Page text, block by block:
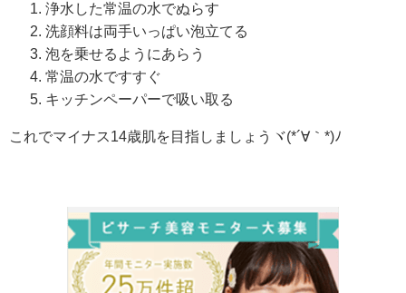
浄水した常温の水でぬらす
洗顔料は両手いっぱい泡立てる
泡を乗せるようにあらう
常温の水ですすぐ
キッチンペーパーで吸い取る
これでマイナス14歳肌を目指しましょうヾ(*´∀｀*)ﾉ